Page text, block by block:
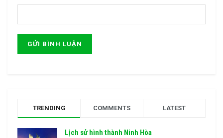
TRENDING COMMENTS LATEST
Lịch sử hình thành Ninh Hòa